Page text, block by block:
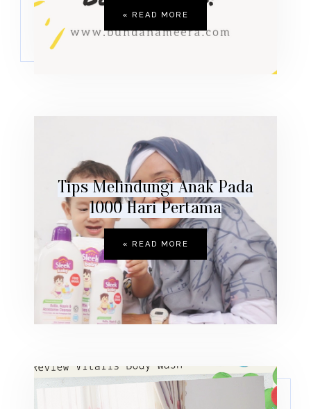
READ MORE »
Tips Melindungi Anak Pada
1000 Hari Pertama
READ MORE »